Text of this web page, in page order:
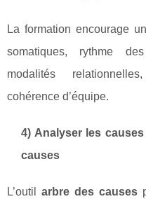
La formation encourage
somatiques, rythme
modalités
cohérence d’équipe.
4) Analyser les
causes
L’outil arbre des causes